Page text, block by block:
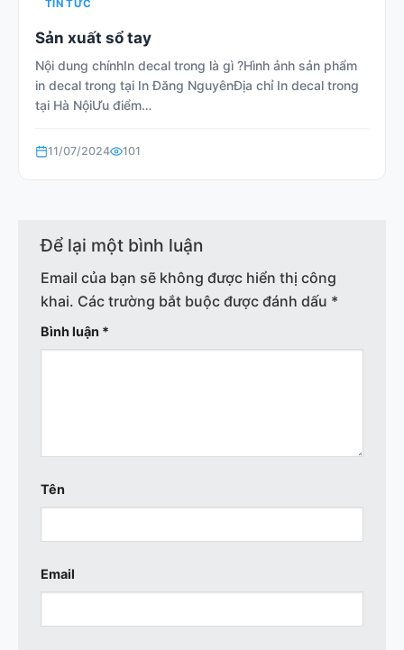
TIN TỨC
Sản xuất sổ tay
Nội dung chínhIn decal trong là gì ?Hình ảnh sản phẩm
in decal trong tại In Đăng NguyênĐịa chỉ In decal trong
tại Hà NộiƯu điểm…
11/07/2024 101
Để lại một bình luận
Email của bạn sẽ không được hiển thị công
khai. Các trường bắt buộc được đánh dấu *
Bình luận *
Tên
Email